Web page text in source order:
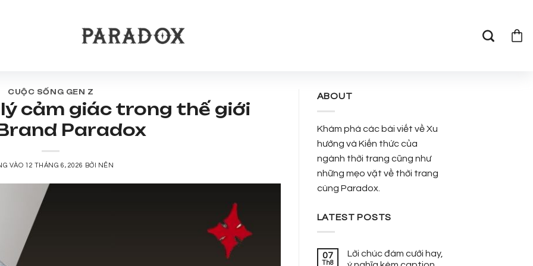
CUỘC SỐNG GEN Z
cảm giác trong thế giới
Paradox
VÀO 12 THÁNG 6, 2026 BỞI NÊN
ABOUT
Khám phá các bài viết về Xu
hướng và Kiến thức của
ngành thời trang cũng như
những mẹo vặt về thời trang
cùng Paradox.
LATEST POSTS
07
Th8
Lời chúc đám cưới hay,